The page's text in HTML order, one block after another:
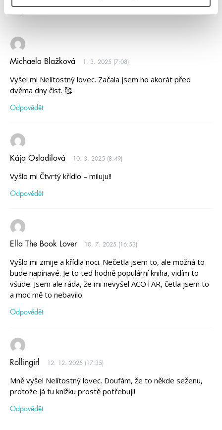
Michaela Blažková 1. 3. 2025 (7:08)
Vyšel mi Nelítostný lovec. Začala jsem ho akorát před
dvěma dny číst. 🥰
Odpovědět
Kája Osladilová 10. 3. 2025 (8:49)
Vyšlo mi Čtvrtý křídlo – miluju!!
Odpovědět
Ella The Book Lover 10. 7. 2025 (16:53)
Vyšlo mi zmije a křídla noci. Nečetla jsem to, ale možná to
bude napínavé. Je to teď hodně populární kniha, vidím to
všude. Jsem ale ráda, že mi nevyšel ACOTAR, četla jsem to
a moc mě to nebavilo.
Odpovědět
Rollingirl 12. 12. 2025 (17:35)
Mně vyšel Nelítostný lovec. Doufám, že to někde seženu,
protože já tu knížku prostě potřebuji!
Odpovědět